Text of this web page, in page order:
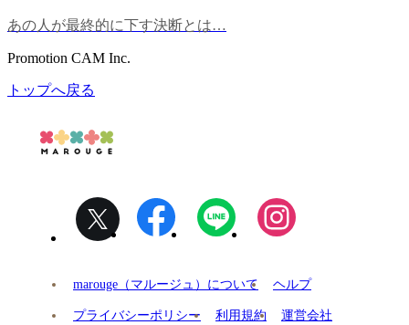
あの人が最終的に下す決断とは…
Promotion CAM Inc.
トップへ戻る
marouge（マルージュ）について ヘルプ
プライバシーポリシー 利用規約 運営会社